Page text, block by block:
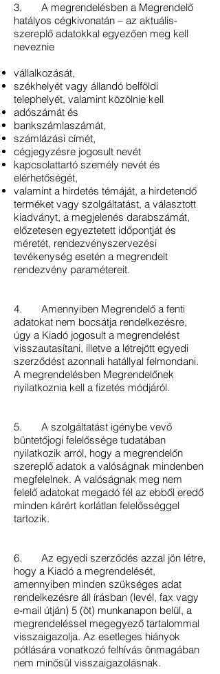
3. A megrendelésben a Megrendelő
hatályos cégkivonatán – az aktuális-
szereplő adatokkal egyezően meg kell
neveznie
vállalkozását,
székhelyét vagy állandó belföldi
telephelyét, valamint közölnie kell
adószámát és
bankszámlaszámát,
számlázási címét,
cégjegyzésre jogosult nevét
kapcsolattartó személy nevét és
elérhetőségét,
valamint a hirdetés témáját, a hirdetendő
terméket vagy szolgáltatást, a választott
kiadványt, a megjelenés darabszámát,
előzetesen egyeztetett időpontját és
méretét, rendezvényszervezési
tevékenység esetén a megrendelt
rendezvény paramétereit.
4. Amennyiben Megrendelő a fenti
adatokat nem bocsátja rendelkezésre,
úgy a Kiadó jogosult a megrendelést
visszautasítani, illetve a létrejött egyedi
szerződést azonnali hatállyal felmondani.
A megrendelésben Megrendelőnek
nyilatkoznia kell a fizetés módjáról.
5. A szolgáltatást igénybe vevő
büntetőjogi felelőssége tudatában
nyilatkozik arról, hogy a megrendelőn
szereplő adatok a valóságnak mindenben
megfelelnek. A valóságnak meg nem
felelő adatokat megadó fél az ebből eredő
minden kárért korlátlan felelősséggel
tartozik.
6. Az egyedi szerződés azzal jön létre,
hogy a Kiadó a megrendelését,
amennyiben minden szükséges adat
rendelkezésre áll írásban (levél, fax vagy
e-mail útján) 5 (öt) munkanapon belül, a
megrendeléssel megegyező tartalommal
visszaigazolja. Az esetleges hiányok
pótlására vonatkozó felhívás önmagában
nem minősül visszaigazolásnak.